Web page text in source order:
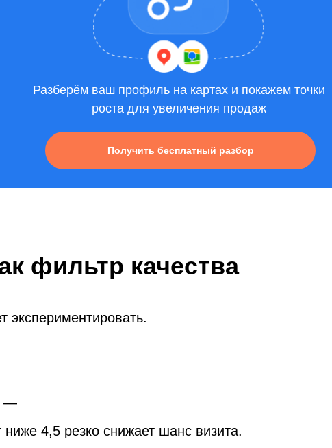
Разберём ваш профиль на картах и покажем точки
роста для увеличения продаж
Получить бесплатный разбор
фильтр качества
экспериментировать.
—
4,5 резко снижает шанс визита.